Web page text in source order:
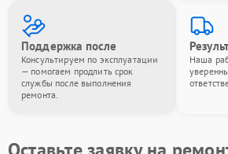
Поддержка после
Консультируем по эксплуатации
— помогаем продлить срок
службы после выполнения
ремонта.
Наша